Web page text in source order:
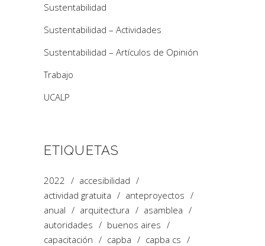
Sustentabilidad
Sustentabilidad – Actividades
Sustentabilidad – Artículos de Opinión
Trabajo
UCALP
ETIQUETAS
2022
accesibilidad
actividad gratuita
anteproyectos
anual
arquitectura
asamblea
autoridades
buenos aires
capacitación
capba
capba cs